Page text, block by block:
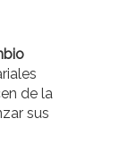
de la
sus